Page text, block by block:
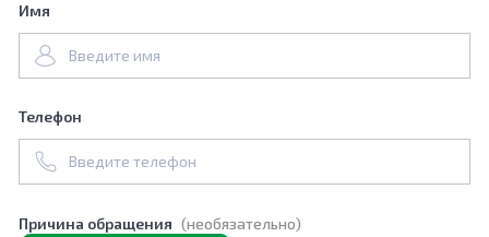
Имя
Телефон
Причина обращения (необязательно)